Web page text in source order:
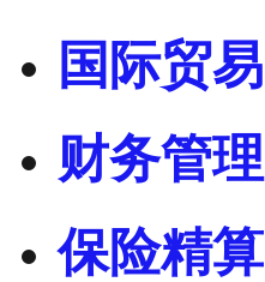
国际贸易
财务管理
保险精算